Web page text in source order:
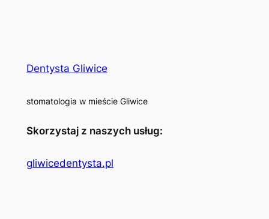
Dentysta Gliwice
stomatologia w mieście Gliwice
Skorzystaj z naszych usług:
gliwicedentysta.pl